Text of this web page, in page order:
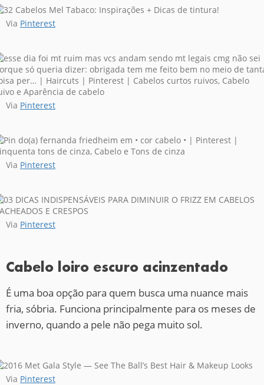
Via Pinterest
Via Pinterest
Via Pinterest
Via Pinterest
Cabelo loiro escuro acinzentado
É uma boa opção para quem busca uma nuance mais
fria, sóbria. Funciona principalmente para os meses de
inverno, quando a pele não pega muito sol.
Via Pinterest